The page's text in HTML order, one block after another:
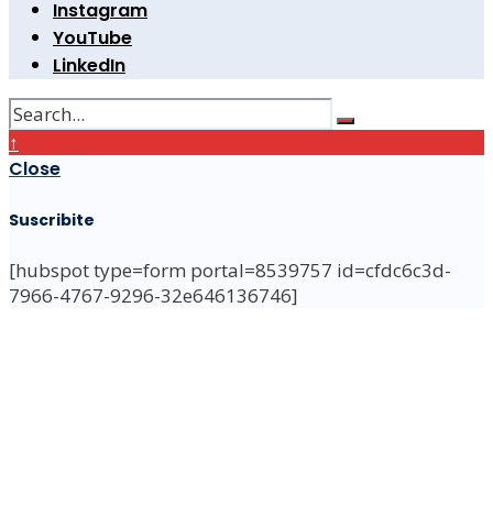
Instagram
YouTube
LinkedIn
↑
Close
Suscribite
[hubspot type=form portal=8539757 id=cfdc6c3d-
7966-4767-9296-32e646136746]